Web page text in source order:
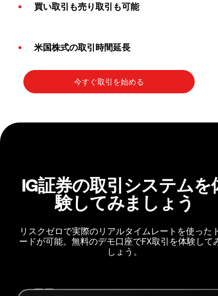
買い取引も売り取引も可能
米国株式の取引時間延長
IG証券の取引システムを
験してみましょう
リスクゼロで実際のリアルタイムレートを使った
ードが可能。無料のデモ口座でFX取引を体験して
しょう。